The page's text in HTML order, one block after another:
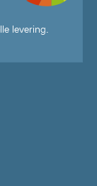
levering.